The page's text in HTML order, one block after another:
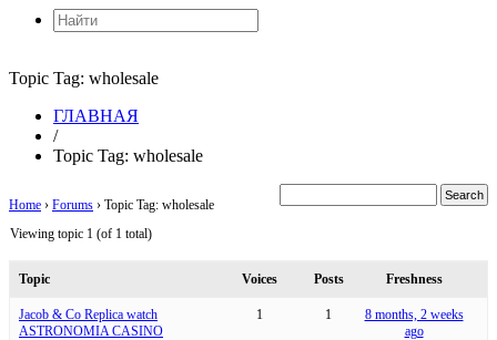
Topic Tag: wholesale
ГЛАВНАЯ
/
Topic Tag: wholesale
Home › Forums › Topic Tag: wholesale
Viewing topic 1 (of 1 total)
Topic Voices Posts Freshness
Jacob & Co Replica watch
ASTRONOMIA CASINO
1 1
8 months, 2 weeks
ago